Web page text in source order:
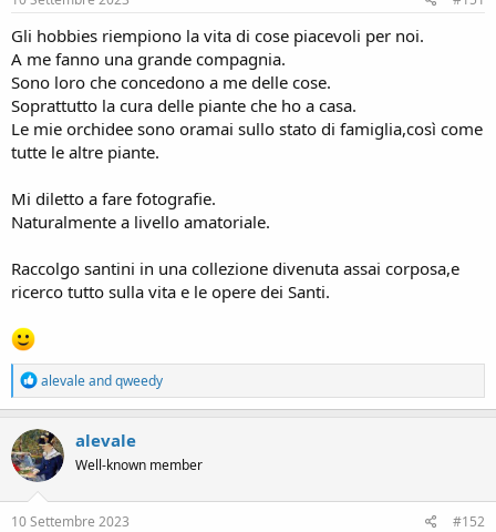
Gli hobbies riempiono la vita di cose piacevoli per noi.
A me fanno una grande compagnia.
Sono loro che concedono a me delle cose.
Soprattutto la cura delle piante che ho a casa.
Le mie orchidee sono oramai sullo stato di famiglia,così come
tutte le altre piante.
Mi diletto a fare fotografie.
Naturalmente a livello amatoriale.
Raccolgo santini in una collezione divenuta assai corposa,e
ricerco tutto sulla vita e le opere dei Santi.
R
e
a
c
t
i
o
n
s
alevaleandqweedy
alevale
Well-known member
10 Settembre 2023 #152